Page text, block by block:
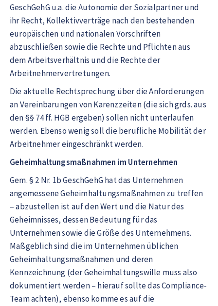
GeschGehG u.a. die Autonomie der Sozialpartner und
ihr Recht, Kollektivverträge nach den bestehenden
europäischen und nationalen Vorschriften
abzuschließen sowie die Rechte und Pflichten aus
dem Arbeitsverhältnis und die Rechte der
Arbeitnehmervertretungen.
Die aktuelle Rechtsprechung über die Anforderungen
an Vereinbarungen von Karenzzeiten (die sich grds. aus
den §§ 74 ff. HGB ergeben) sollen nicht unterlaufen
werden. Ebenso wenig soll die berufliche Mobilität der
Arbeitnehmer eingeschränkt werden.
Geheimhaltungsmaßnahmen im Unternehmen
Gem. § 2 Nr. 1b GeschGehG hat das Unternehmen
angemessene Geheimhaltungsmaßnahmen zu treffen
– abzustellen ist auf den Wert und die Natur des
Geheimnisses, dessen Bedeutung für das
Unternehmen sowie die Größe des Unternehmens.
Maßgeblich sind die im Unternehmen üblichen
Geheimhaltungsmaßnahmen und deren
Kennzeichnung (der Geheimhaltungswille muss also
dokumentiert werden – hierauf sollte das Compliance-
Team achten), ebenso komme es auf die